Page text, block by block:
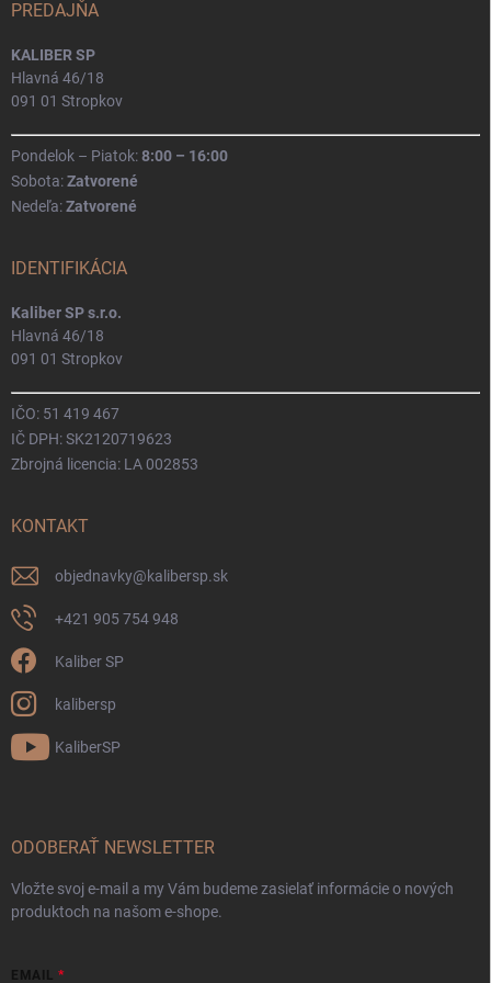
PREDAJŇA
KALIBER SP
Hlavná 46/18
091 01 Stropkov
Pondelok – Piatok:8:00 – 16:00
Sobota:Zatvorené
Nedeľa:Zatvorené
IDENTIFIKÁCIA
Kaliber SP s.r.o.
Hlavná 46/18
091 01 Stropkov
IČO: 51 419 467
IČ DPH: SK2120719623
Zbrojná licencia: LA 002853
KONTAKT
objednavky@kalibersp.sk
+421 905 754 948
Kaliber SP
kalibersp
KaliberSP
ODOBERAŤ NEWSLETTER
Vložte svoj e-mail a my Vám budeme zasielať informácie o nových
produktoch na našom e-shope.
EMAIL